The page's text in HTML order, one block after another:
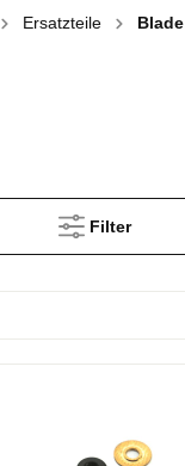
Ersatzteile
Filter